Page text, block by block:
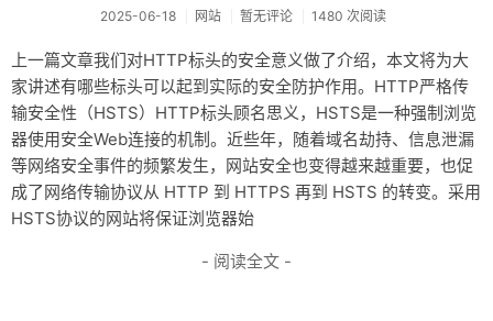
2025-06-18 网站 暂无评论 1480 次阅读
上一篇文章我们对HTTP标头的安全意义做了介绍，本文将为大
家讲述有哪些标头可以起到实际的安全防护作用。HTTP严格传
输安全性（HSTS）HTTP标头顾名思义，HSTS是一种强制浏览
器使用安全Web连接的机制。近些年，随着域名劫持、信息泄漏
等网络安全事件的频繁发生，网站安全也变得越来越重要，也促
成了网络传输协议从 HTTP 到 HTTPS 再到 HSTS 的转变。采用
HSTS协议的网站将保证浏览器始
- 阅读全文 -